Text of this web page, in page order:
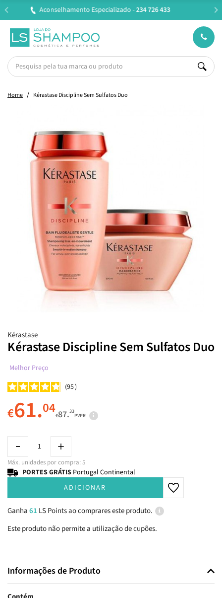
Entregas em 24H úteis.Oferta de portes a partir de €45*
Home Kérastase Discipline Sem Sulfatos Duo
Kérastase
Kérastase Discipline Sem Sulfatos Duo
Melhor Preço
95
€61.04€87.33
PVPR
Máx. unidades por compra: 5
PORTES GRÁTIS Portugal Continental
ADICIONAR
Ganha61 LS Points ao comprares este produto.
Este produto não permite a utilização de cupões.
Informações de Produto